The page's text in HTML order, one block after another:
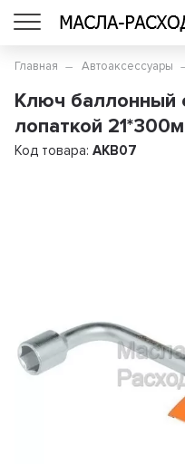
Главная Автоаксессуары
Ключ баллонный
лопаткой
Код товара:AKB07